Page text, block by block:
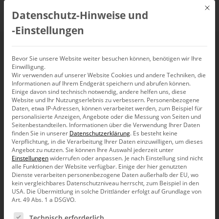
Meadows Donella
Bella berät
Mit
Datenschutz-Hinweise und
‑Einstellungen
Bevor Sie unsere Website weiter besuchen können, benötigen wir Ihre
Einwilligung.
Wir verwenden auf unserer Website Cookies und andere Techniken, die
Informationen auf Ihrem Endgerät speichern und abrufen können.
Einige davon sind technisch notwendig, andere helfen uns, diese
Website und Ihr Nutzungserlebnis zu verbessern. Personenbezogene
Daten, etwa IP-Adressen, können verarbeitet werden, zum Beispiel für
personalisierte Anzeigen, Angebote oder die Messung von Seiten und
Seitenbestandteilen. Informationen über die Verwendung Ihrer Daten
finden Sie in unserer Datenschutzerklärung. Es besteht keine
Verpflichtung, in die Verarbeitung Ihrer Daten einzuwilligen, um dieses
Angebot zu nutzen.Sie können Ihre Auswahl jederzeit unter
Einstellungenwiderrufen oder anpassen. Je nach Einstellung sind nicht
alle Funktionen der Website verfügbar. Einige der hier genutzten
Dienste verarbeiten personenbezogene Daten außerhalb der EU, wo
kein vergleichbares Datenschutzniveau herrscht, zum Beispiel in den
USA. Die Übermittlung in solche Drittländer erfolgt auf Grundlage von
Art. 49 Abs. 1 a DSGVO.
Es folgt eine Liste der Service-Gruppen, für die eine